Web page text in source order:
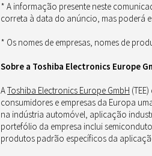
* A informação presente neste
correta à data do anúncio, mas poderá
* Os nomes de empresas, nomes de
Sobre a Toshiba Electronics Europe
AToshiba Electronics Europe GmbH
consumidores e empresas da Europa
na indústria automóvel, aplicação
portefólio da empresa inclui
produtos padrão específicos da